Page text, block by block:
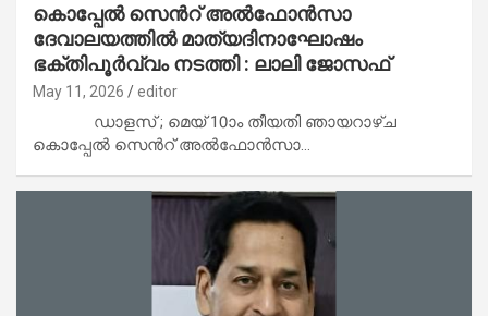
കൊപ്പേല്‍ സെന്‍റ് അല്‍ഫോന്‍സാ
ദേവാലയത്തില്‍ മാത്യദിനാഘോഷം
ഭക്തിപൂര്‍വ്വം നടത്തി : ലാലി ജോസഫ്
May 11, 2026 editor
ഡാളസ് ; മെയ് 10ാം തീയതി ഞായറാഴ്ച
കൊപ്പേല്‍ സെന്‍റ് അല്‍ഫോന്‍സാ…